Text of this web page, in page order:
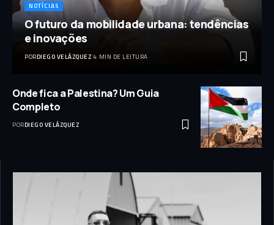
NOTÍCIAS
O futuro da mobilidade urbana: tendências
e inovações
PORDIEGO VELÁZQUEZ 4 MIN DE LEITURA
Onde fica a Palestina? Um Guia
Completo
PORDIEGO VELÁZQUEZ